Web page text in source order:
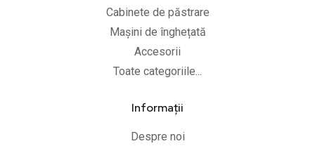
Cabinete de păstrare
Mașini de înghețată
Accesorii
Toate categoriile...
Informații
Despre noi